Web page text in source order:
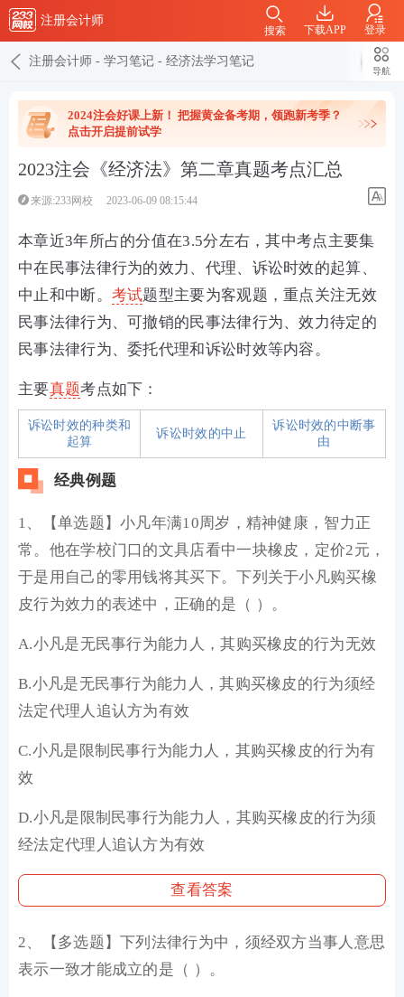
注册会计师
下载APP 登录
搜索
注册会计师 - 学习笔记 - 经济法学习笔记
导航
2024注会好课上新！ 把握黄金备考期，领跑新考季？
点击开启提前试学
2023注会《经济法》第二章真题考点汇总
来源:233网校 2023-06-09 08:15:44
本章近3年所占的分值在3.5分左右，其中考点主要集
中在民事法律行为的效力、代理、诉讼时效的起算、
中止和中断。 考试题型主要为客观题，重点关注无效
民事法律行为、可撤销的民事法律行为、效力待定的
民事法律行为、委托代理和诉讼时效等内容。
主要真题考点如下：
诉讼时效的种类和
起算
诉讼时效的中止
诉讼时效的中断事
由
经典例题
1、【单选题】小凡年满10周岁，精神健康，智力正
常。他在学校门口的文具店看中一块橡皮，定价2元，
于是用自己的零用钱将其买下。下列关于小凡购买橡
皮行为效力的表述中，正确的是（ ）。
A.小凡是无民事行为能力人，其购买橡皮的行为无效
B.小凡是无民事行为能力人，其购买橡皮的行为须经
法定代理人追认方为有效
C.小凡是限制民事行为能力人，其购买橡皮的行为有
效
D.小凡是限制民事行为能力人，其购买橡皮的行为须
经法定代理人追认方为有效
查看答案
2、【多选题 】下列法律行为中，须经双方当事人意思
表示一致才能成立的是（ ）。